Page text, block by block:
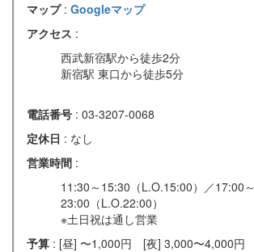
マップ : Googleマップ
アクセス :
西武新宿駅から徒歩2分
新宿駅 東口から徒歩5分
電話番号 : 03-3207-0068
定休日 : なし
営業時間 :
11:30～15:30（L.O.15:00）／17:00～
23:00（L.O.22:00）
※土日祝は通し営業
予算 : [昼] 〜1,000円 [夜] 3,000〜4,000円